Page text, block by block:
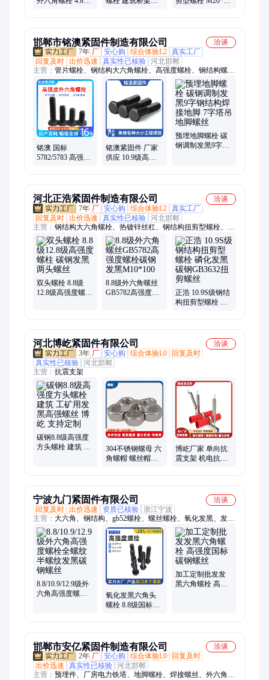
邯郸市铭澳紧固件制造有限公司
洽谈
7年 厂 安心购 综合体验L2 真实工厂
回复及时 出价迅速 真实性已核验 河北邯郸
主营： 管片螺栓、钢结构大六角螺栓、高强度螺栓、钢结构螺
丝、双头弧形螺栓、热镀锌丝杠、地脚螺栓、热镀锌丝杆、达克
罗盾构管片螺栓、地脚螺栓预埋件、9字螺栓、热浸锌丝杆、热
镀锌通丝吊杆m10、钢结构螺栓、m20高强度螺栓、10.9级摩擦
型螺栓、钢结构大六角、大六角钢结构、螺栓扭剪型、热镀锌
m8牙条、镀锌通丝吊杆、8厘吊杆、盾构隧道的管片、丝杆螺杆
铭澳 国标
5782/5783 高强度
铭澳紧固件 厂家
供应 10.9级高强
预埋地脚螺栓 碳
钢调制发黑9字钢
河北正浩紧固件制造有限公司
洽谈
7年 厂 安心购 综合体验L2 真实工厂
回复及时 出价迅速 真实性已核验 河北邯郸
主营： 钢结构大六角螺栓、热镀锌丝杠、钢结构扭剪型螺栓、
M16地脚螺丝、钢结构螺栓、管片螺栓、高强度螺栓、热浸锌牙
条、热镀锌丝杆、弧形双头螺栓、地脚螺栓、预埋件、地脚螺栓
预埋件、钢结构预埋件、m24地脚螺栓预埋件、m8吊顶丝杆、地
铁管片螺栓、达克罗盾构管片螺栓、10.9S高强度螺栓、大六角
螺栓、国标螺栓10.9级、钢结构大六角、热镀锌m8牙条、热镀锌
通丝吊杆m10、10.9S螺栓
双头螺栓 8.8级
12.8级高强度螺柱
8.8级外六角螺丝
GB5782高强度螺
正浩 10.9S级钢结
构扭剪型螺栓 磷
河北博屹紧固件有限公司
洽谈
3年 厂 安心购 综合体验L0
回复及时
真实性已核验 河北邯郸
主营： 抗震支架
碳钢8.8级高强度
方头螺栓 建筑 工
304不锈钢螺母 六
角螺帽 螺丝帽加
博屹厂家 单向抗
震支架 机电抗震
宁波九门紧固件有限公司
洽谈
回复及时 出价迅速 资质已核验 浙江宁波
主营： 大六角、钢结构、gb52螺栓、螺丝螺栓、氧化发黑、发黑
六角、发黑螺栓、六角螺丝、高强度螺丝、8级螺栓、国标螺
栓、镀锌螺母、六角螺栓、螺栓扭剪、淬黑螺栓、高强螺栓、螺
栓库存、预埋螺栓、达克罗螺母、不锈钢螺帽、螺栓连接副、高
强长螺栓、不锈钢螺栓、镀彩锌螺母、半螺纹螺栓
8.8/10.9/12.9级外
六角高强度螺栓
氧化发黑六角头
螺栓 8.8级国标碳
加工定制批发发
黑六角螺栓 高强
邯郸市安亿紧固件制造有限公司
洽谈
2年 厂 安心购 综合体验L0
回复及时
出价迅速
真实性已核验 河北邯郸
主营： 预埋件、厂房电力铁塔、地脚螺栓、焊接螺丝、外六角钻